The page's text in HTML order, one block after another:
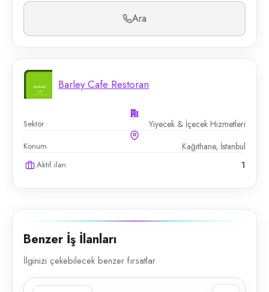
Ara
Barley Cafe Restoran
Sektör Yiyecek & İçecek Hizmetleri
Konum Kağıthane, İstanbul
Aktif ilan 1
Benzer İş İlanları
İlginizi çekebilecek benzer fırsatlar